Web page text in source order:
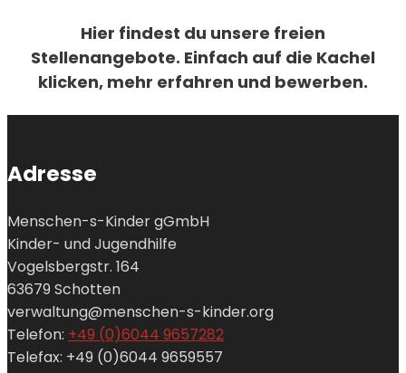
Hier findest du unsere freien
Stellenangebote. Einfach auf die Kachel
klicken, mehr erfahren und bewerben.
Adresse
Menschen-s-Kinder gGmbH
Kinder- und Jugendhilfe
Vogelsbergstr. 164
63679 Schotten
verwaltung@menschen-s-kinder.org
Telefon: +49 (0)6044 9657282
Telefax: +49 (0)6044 9659557